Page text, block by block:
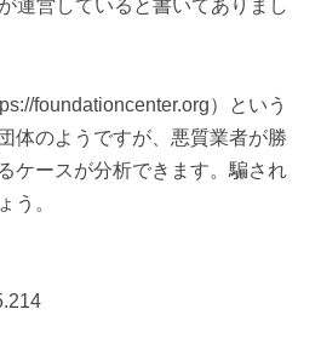
運営していると書いてありまし
foundationcenter.org）という
体のようですが、悪質業者が勝
ケースが分析できます。騙され
う。